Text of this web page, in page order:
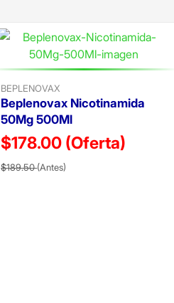
BEPLENOVAX
Beplenovax Nicotinamida
50Mg 500Ml
$178.00 (Oferta)
Precio reducido de
$189.50(Antes)